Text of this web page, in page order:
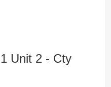
Unit 2 - Cty